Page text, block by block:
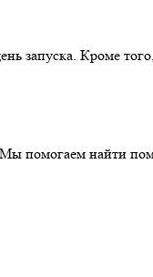
запуска. Кроме
помогаем найти